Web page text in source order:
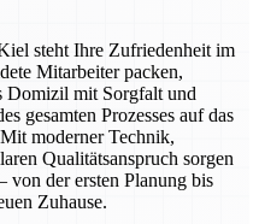
steht Ihre Zufriedenheit im
Mitarbeiter packen,
Domizil mit Sorgfalt und
gesamten Prozesses auf das
moderner Technik,
Qualitätsanspruch sorgen
der ersten Planung bis
Zuhause.